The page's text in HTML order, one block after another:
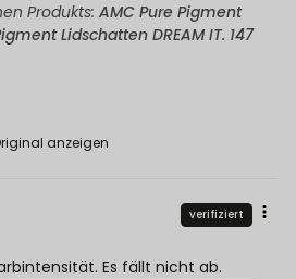
anzeigen
Produkts: AMC Pure Pigment
Lidschatten DREAM IT. 147
verifiziert
Es fällt nicht ab.